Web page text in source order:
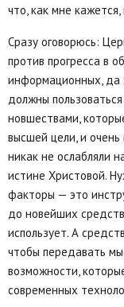
что, как мне кажется,
Сразу оговорюсь:
против прогресса в
информационных, да
должны
новшествами,
высшей цели, и
никак не ослабляли
истине Христовой.
факторы — это
до новейших
использует. А
чтобы передавать
возможности,
современных